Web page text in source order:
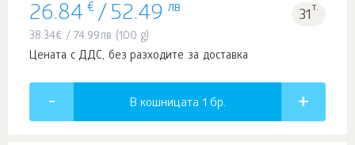
26.84 € /52.49 лв 31т.
38.34€ / 74.99лв (100 g)
Цената с ДДС, без разходите за доставка
В кошницата 1 бр.